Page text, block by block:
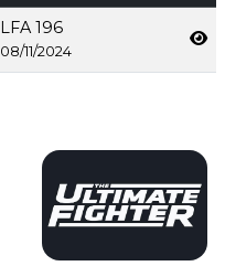
LFA 196
08/11/2024